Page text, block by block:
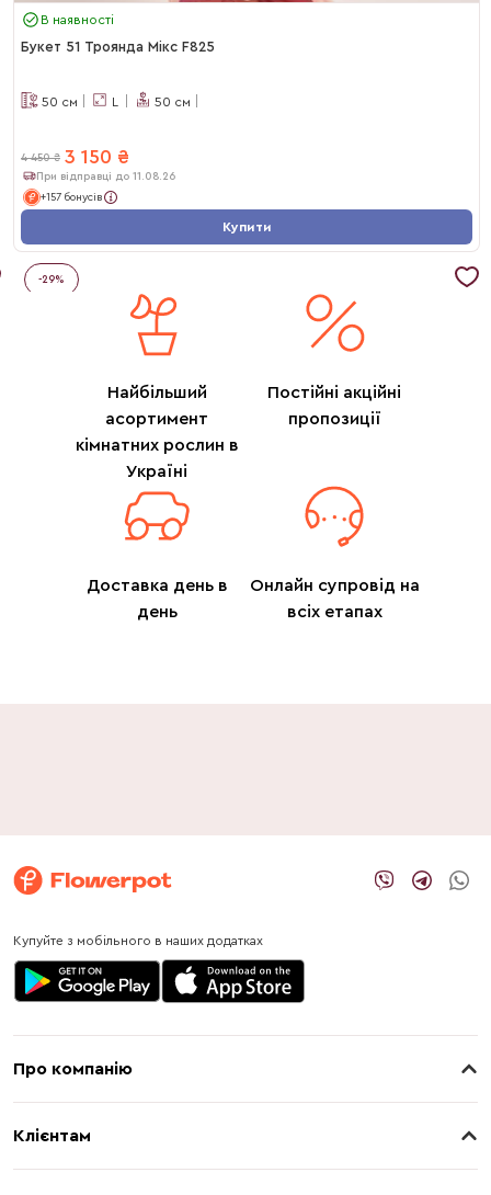
В наявності
Букет 51 Троянда Мікс F825
50 см L 50 см
4 450 ₴ 3 150 ₴
При відправці до 11.08.26
+157 бонусів
Купити
-29%
Найбільший
асортимент
кімнатних рослин в
Україні
Постійні акційні
пропозиції
Доставка день в
день
Онлайн супровід на
всіх етапах
Купуйте з мобільного в наших додатках
Про компанію
Клієнтам